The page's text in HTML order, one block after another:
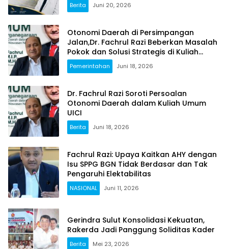
Berita Juni 20, 2026
Otonomi Daerah di Persimpangan
Jalan,Dr. Fachrul Razi Beberkan Masalah
Pokok dan Solusi Strategis di Kuliah
Umum UICI
Pemerintahan Juni 18, 2026
Dr. Fachrul Razi Soroti Persoalan
Otonomi Daerah dalam Kuliah Umum
UICI
Berita Juni 18, 2026
Fachrul Razi: Upaya Kaitkan AHY dengan
Isu SPPG BGN Tidak Berdasar dan Tak
Pengaruhi Elektabilitas
NASIONAL Juni 11, 2026
Gerindra Sulut Konsolidasi Kekuatan,
Rakerda Jadi Panggung Soliditas Kader
Berita Mei 23, 2026